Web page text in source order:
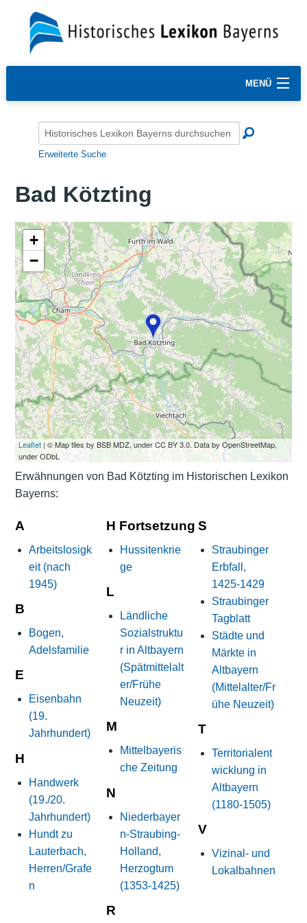
MENÜ
Erweiterte Suche
Bad Kötzting
+
−
Leaflet| © Map tiles by BSB MDZ, under CC BY 3.0. Data by OpenStreetMap,
under ODbL
Erwähnungen von Bad Kötzting im Historischen Lexikon
Bayerns:
A
Arbeitslosigk
eit (nach
1945)
B
Bogen,
Adelsfamilie
E
Eisenbahn
(19.
Jahrhundert)
H
Handwerk
(19./20.
Jahrhundert)
Hundt zu
Lauterbach,
Herren/Grafe
n
H Fortsetzung
Hussitenkrie
ge
L
Ländliche
Sozialstruktu
r in Altbayern
(Spätmittelalt
er/Frühe
Neuzeit)
M
Mittelbayeris
che Zeitung
N
Niederbayer
n-Straubing-
Holland,
Herzogtum
(1353-1425)
R
S
Straubinger
Erbfall,
1425-1429
Straubinger
Tagblatt
Städte und
Märkte in
Altbayern
(Mittelalter/Fr
ühe Neuzeit)
T
Territorialent
wicklung in
Altbayern
(1180-1505)
V
Vizinal- und
Lokalbahnen